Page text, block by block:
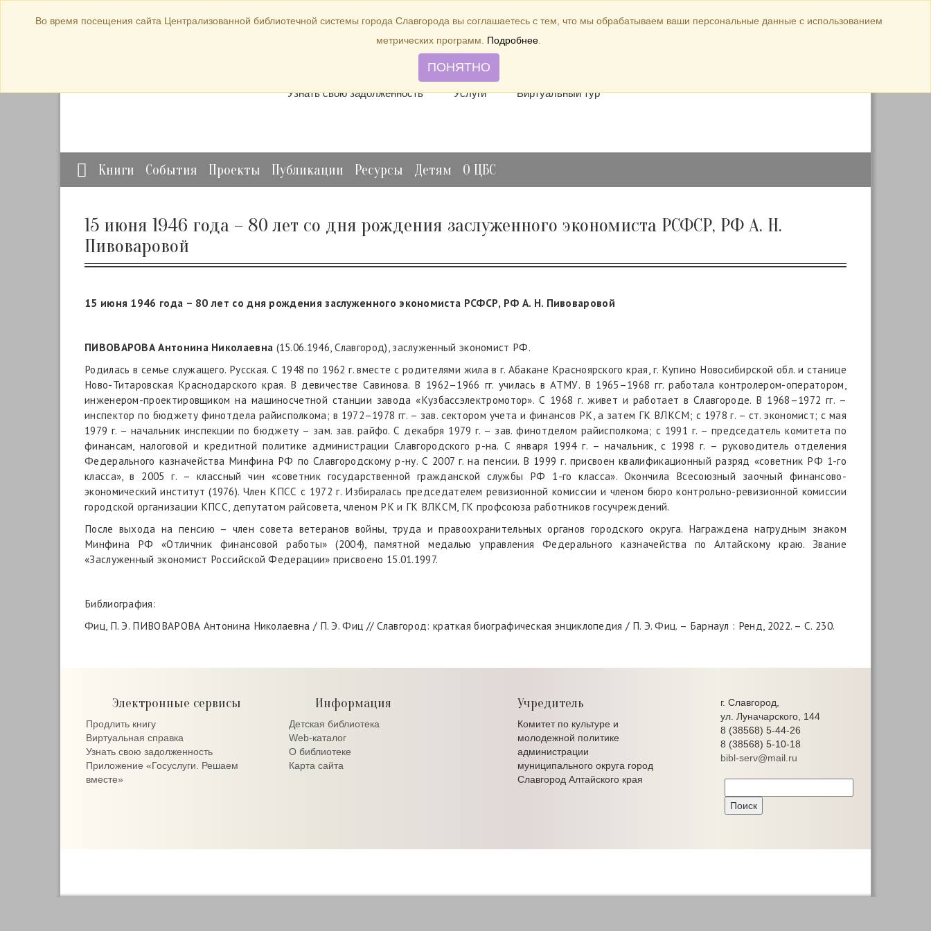
bibl-serv@mail.ru
Отзывы и предложения
Узнать свою задолженность Услуги Виртуальный тур
Официальные материалы
Книги События Проекты Публикации Ресурсы Детям О ЦБС
15 июня 1946 года – 80 лет со дня рождения заслуженного экономиста РСФСР, РФ А. Н.
Пивоваровой
15 июня 1946 года – 80 лет со дня рождения заслуженногоэкономиста РСФСР, РФ А. Н. Пивоваровой
ПИВОВАРОВА Антонина Николаевна (15.06.1946, Славгород), заслуженный экономист РФ.
Родилась в семье служащего. Русская. С 1948 по 1962 г. вместе с родителями жила в г. Абакане Красноярского края, г. Купино Новосибирской обл. и станице
Ново-Титаровская Краснодарского края. В девичестве Савинова. В 1962–1966 гг. училась в АТМУ. В 1965–1968 гг. работала контролером-оператором,
инженером-проектировщиком на машиносчетной станции завода «Кузбассэлектромотор». С 1968 г. живет и работает в Славгороде. В 1968–1972 гг. –
инспектор по бюджету финотдела райисполкома; в 1972–1978 гг. – зав. сектором учета и финансов РК, а затем ГК ВЛКСМ; с 1978 г. – ст. экономист; с мая
1979 г. – начальник инспекции по бюджету – зам. зав. райфо. С декабря 1979 г. – зав. финотделом райисполкома; с 1991 г. – председатель комитета по
финансам, налоговой и кредитной политике администрации Славгородского р-на. С января 1994 г. – начальник, с 1998 г. – руководитель отделения
Федерального казначейства Минфина РФ по Славгородскому р-ну. С 2007 г. на пенсии. В 1999 г. присвоен квалификационный разряд «советник РФ 1-го
класса», в 2005 г. – классный чин «советник государственной гражданской службы РФ 1-го класса». Окончила Всесоюзный заочный финансово-
экономический институт (1976). Член КПСС с 1972 г. Избиралась председателем ревизионной комиссии и членом бюро контрольно-ревизионной комиссии
городской организации КПСС, депутатом райсовета, членом РК и ГК ВЛКСМ, ГК профсоюза работников госучреждений.
После выхода на пенсию – член совета ветеранов войны, труда и правоохранительных органов городского округа. Награждена нагрудным знаком
Минфина РФ «Отличник финансовой работы» (2004), памятной медалью управления Федерального казначейства по Алтайскому краю. Звание
«Заслуженный экономист Российской Федерации» присвоено 15.01.1997.
Библиография:
Фиц, П. Э. ПИВОВАРОВА Антонина Николаевна / П. Э. Фиц // Славгород: краткая биографическая энциклопедия / П. Э. Фиц. – Барнаул : Ренд, 2022. – С. 230.
Электронные сервисы
Продлить книгу
Виртуальная справка
Узнать свою задолженность
Приложение «Госуслуги. Решаем
вместе»
Информация
Детская библиотека
Web-каталог
О библиотеке
Карта сайта
Учредитель
Комитет по культуре и
молодежной политике
администрации
муниципального округа город
Славгород Алтайского края
г. Славгород,
ул. Луначарского, 144
8 (38568) 5-44-26
8 (38568) 5-10-18
bibl-serv@mail.ru
Во время посещения сайта Централизованной библиотечной системы города Славгорода вы соглашаетесь с тем, что мы обрабатываем ваши персональные данные с использованием
метрических программ. Подробнее
ПОНЯТНО